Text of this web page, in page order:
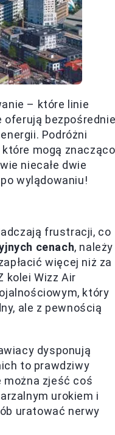
– które linie
oferują
Podróżni
mogą znacząco
niecałe dwie
wylądowaniu!
frustracji, co
cenach, należy
więcej niż za
kolei Wizz Air
który
ale z pewnością
dysponują
to prawdziwy
można zjeść coś
urokiem i
uratować nerwy